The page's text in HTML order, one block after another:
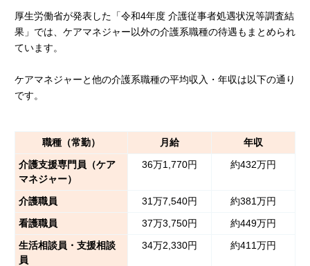
厚生労働省が発表した「令和4年度 介護従事者処遇状況等調査結
果」では、ケアマネジャー以外の介護系職種の待遇もまとめられ
ています。
ケアマネジャーと他の介護系職種の平均収入・年収は以下の通り
です。
職種（常勤） 月給
年収
介護支援専門員（ケア
マネジャー）
36万1,770円 約432万円
介護職員 31万7,540円
約381万円
看護職員
37万3,750円
約449万円
生活相談員・支援相談
員
34万2,330円 約411万円